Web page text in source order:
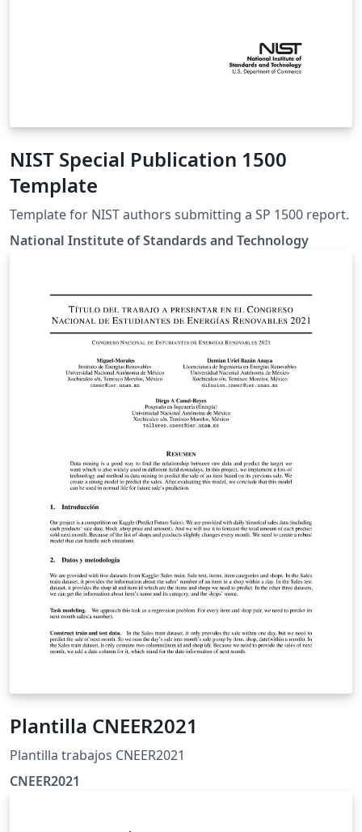
NIST Special Publication 1500
Template
Template for NIST authors submitting a SP 1500 report.
National Institute of Standards and Technology
Plantilla CNEER2021
Plantilla trabajos CNEER2021
CNEER2021